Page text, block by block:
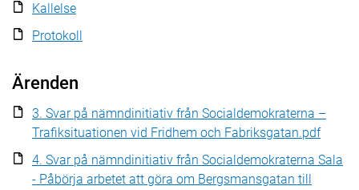
Kallelse
Protokoll
Ärenden
3. Svar på nämndinitiativ från Socialdemokraterna –
Trafiksituationen vid Fridhem och Fabriksgatan.pdf
4. Svar på nämndinitiativ från Socialdemokraterna Sala
- Påbörja arbetet att göra om Bergsmansgatan till